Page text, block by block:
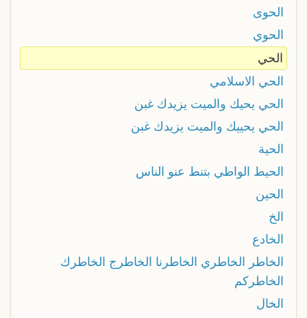
الحوى
الحوي
الحي
الحي الاسلامي
الحي يحيك والميت يزيدك غبن
الحي يحييك والميت يزيدك غبن
الحية
الحيط الواطي بتنط عنو الناس
الحين
الخ
الخادع
الخاطر الخاطري الخاطرنا الخاطرج الخاطرك
الخاطركم
الخال